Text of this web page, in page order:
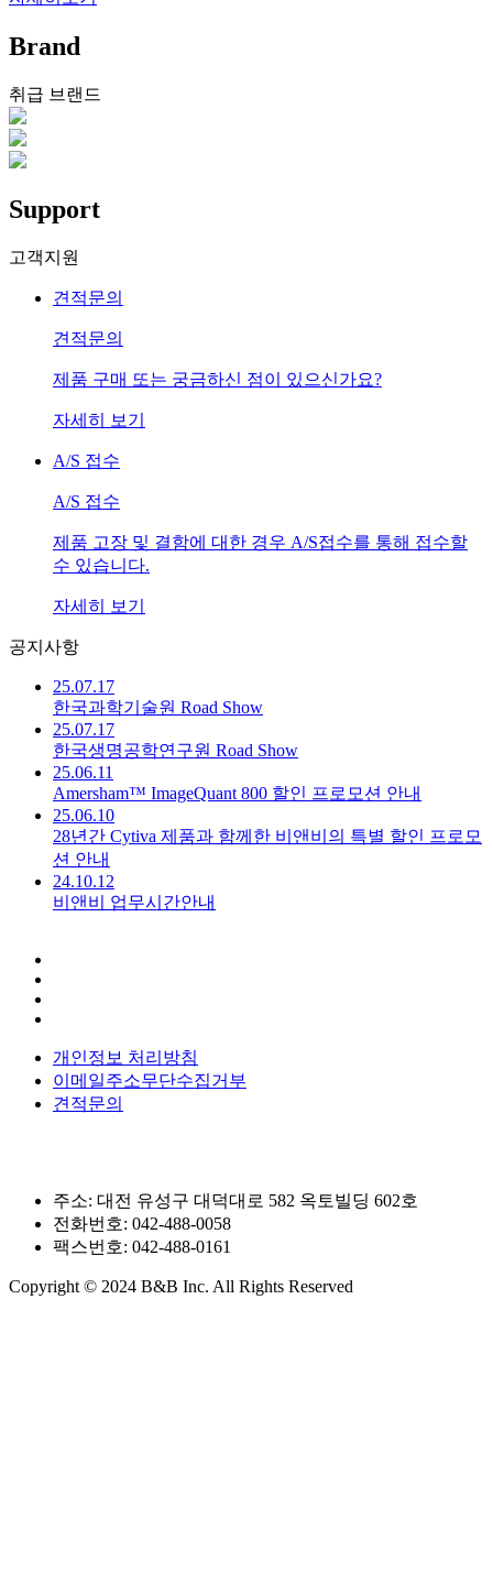
Brand
취급 브랜드
Support
고객지원
견적문의
견적문의
제품 구매 또는 궁금하신 점이 있으신가요?
자세히 보기
A/S 접수
A/S 접수
제품 고장 및 결함에 대한 경우 A/S접수를 통해 접수할
수 있습니다.
자세히 보기
공지사항
25.07.17
한국과학기술원 Road Show
25.07.17
한국생명공학연구원 Road Show
25.06.11
Amersham™ ImageQuant 800 할인 프로모션 안내
25.06.10
28년간 Cytiva 제품과 함께한 비앤비의 특별 할인 프로모
션 안내
24.10.12
비앤비 업무시간안내
개인정보 처리방침
이메일주소무단수집거부
견적문의
주소: 대전 유성구 대덕대로 582 옥토빌딩 602호
전화번호: 042-488-0058
팩스번호: 042-488-0161
Copyright © 2024 B&B Inc. All Rights Reserved